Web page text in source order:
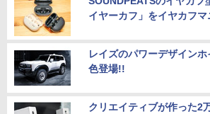
イヤーカフ」をイヤカフマ
レイズのパワーデザイン
色登場!!
クリエイティブが作った2